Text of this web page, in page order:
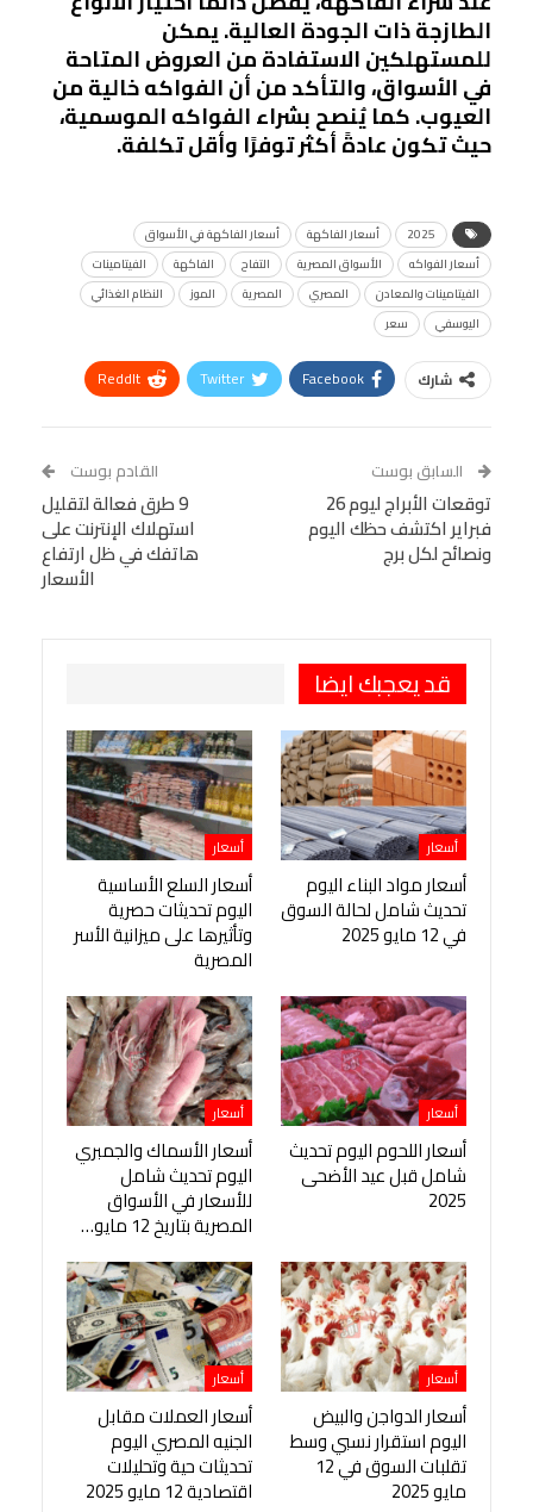
الطازجة ذات الجودة العالية. يمكن
للمستهلكين الاستفادة من العروض المتاحة
في الأسواق، والتأكد من أن الفواكه خالية من
العيوب. كما يُنصح بشراء الفواكه الموسمية،
حيث تكون عادةً أكثر توفرًا وأقل تكلفة.
2025 أسعار الفاكهة
أسعار الفاكهة في الأسواق
أسعار الفواكه
الأسواق المصرية التفاح الفاكهة
الفيتامينات
الفيتامينات والمعادن
المصري المصرية الموز
النظام الغذائي
اليوسفي
سعر
شارك Facebook
Twitter
ReddIt
Tumblr
البريد الإلكتروني
VK
Digg
LINE
Viber
السابق بوست
توقعات الأبراج ليوم 26
فبراير اكتشف حظك اليوم
ونصائح لكل برج
القادم بوست
9 طرق فعالة لتقليل
استهلاك الإنترنت على
هاتفك في ظل ارتفاع
الأسعار
قد يعجبك ايضا
أسعار
أسعار مواد البناء اليوم
تحديث شامل لحالة السوق
في 12 مايو 2025
أسعار
أسعار السلع الأساسية
اليوم تحديثات حصرية
وتأثيرها على ميزانية الأسر
المصرية
أسعار
أسعار اللحوم اليوم تحديث
شامل قبل عيد الأضحى
2025
أسعار
أسعار الأسماك والجمبري
اليوم تحديث شامل
للأسعار في الأسواق
المصرية بتاريخ 12 مايو…
أسعار
أسعار الدواجن والبيض
اليوم استقرار نسبي وسط
تقلبات السوق في 12
مايو 2025
أسعار
أسعار العملات مقابل
الجنيه المصري اليوم
تحديثات حية وتحليلات
اقتصادية 12 مايو 2025